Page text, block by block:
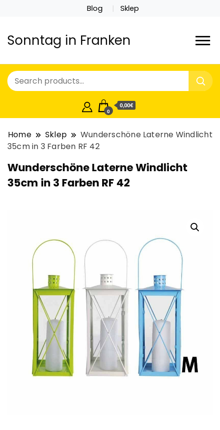
Blog Sklep
Sonntag in Franken
0
0,00€
Home Sklep
Wunderschöne Laterne Windlicht
35cm in 3 Farben RF 42
Wunderschöne Laterne Windlicht
35cm in 3 Farben RF 42